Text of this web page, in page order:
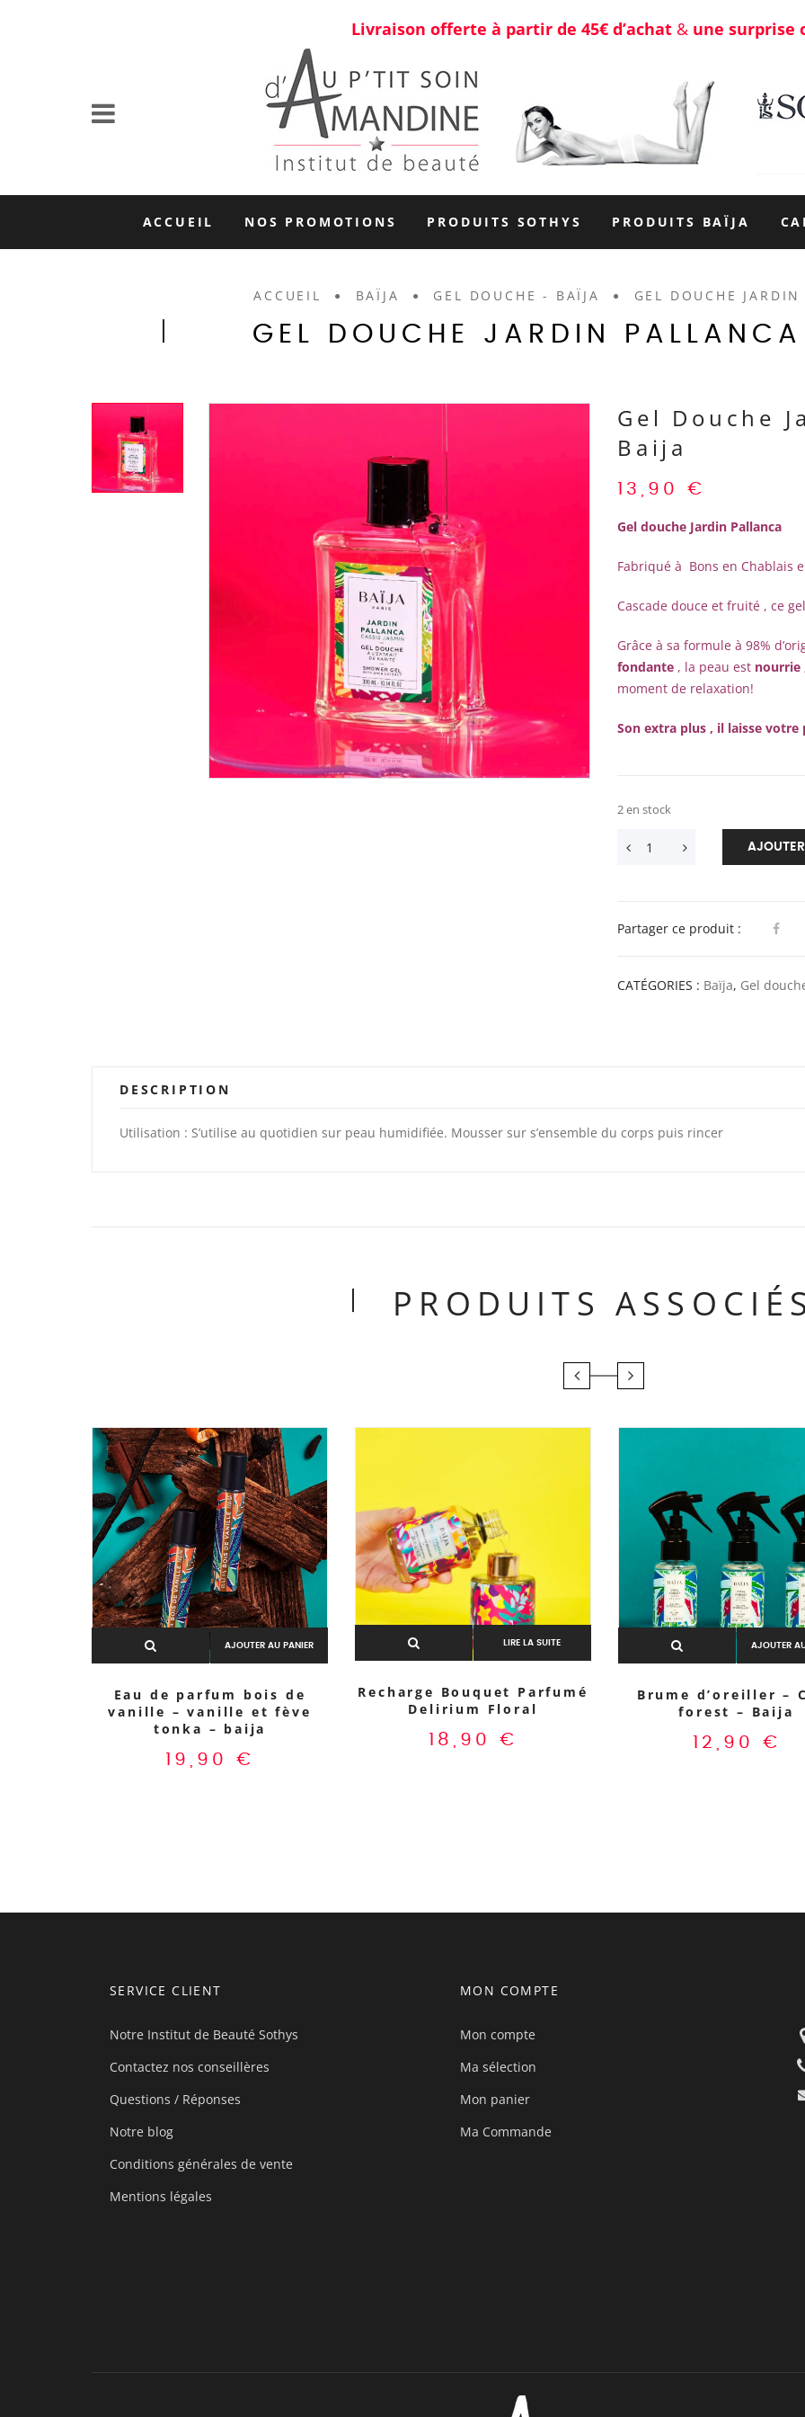
Livraison offerte à partir de 45€ d’achat & une surprise
ACCUEIL NOS PROMOTIONS PRODUITS SOTHYS PRODUITS BAÏJA
ACCUEIL BAÏJA GEL DOUCHE - BAÏJA GEL DOUCHE
GEL DOUCHE JARDIN
Gel Douche
Baija
13,90 €
Gel douche Jardin Pallanca
Fabriqué à Bons en Chablais
Cascade douce et fruité , ce
Grâce à sa formule à 98%
fondante , la peau est nourrie
moment de relaxation!
Son extra plus , il laisse votre
2 en stock
Partager ce produit :
CATÉGORIES : Baïja, Gel
DESCRIPTION
Utilisation : S’utilise au quotidien sur peau humidifiée. Mousser sur s’ensemble du corps puis rincer
PRODUITS
AJOUTER AU PANIER
Eau de parfum bois de
vanille – vanille et fève
tonka – baija
19,90 €
LIRE LA SUITE
Recharge Bouquet Parfumé
Delirium Floral
18,90 €
AJOUTER
Brume d’oreiller –
forest – Baija
12,90 €
SERVICE CLIENT
Notre Institut de Beauté Sothys
Contactez nos conseillères
Questions / Réponses
Notre blog
Conditions générales de vente
Mentions légales
MON COMPTE
Mon compte
Ma sélection
Mon panier
Ma Commande